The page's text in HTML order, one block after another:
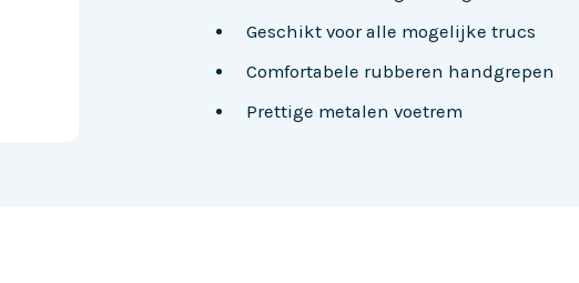
Geschikt voor alle mogelijke trucs
Comfortabele rubberen handgrepen
Prettige metalen voetrem